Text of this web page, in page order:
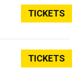
TICKETS
TICKETS